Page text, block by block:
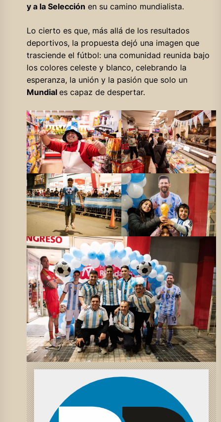
y a la Selección en su camino mundialista.
Lo cierto es que, más allá de los resultados
deportivos, la propuesta dejó una imagen que
trasciende el fútbol: una comunidad reunida bajo
los colores celeste y blanco, celebrando la
esperanza, la unión y la pasión que solo un
Mundial es capaz de despertar.